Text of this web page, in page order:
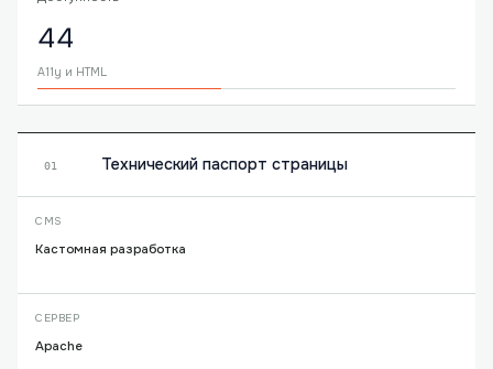
44
A11y и HTML
01 Технический паспорт страницы
CMS
Кастомная разработка
СЕРВЕР
Apache